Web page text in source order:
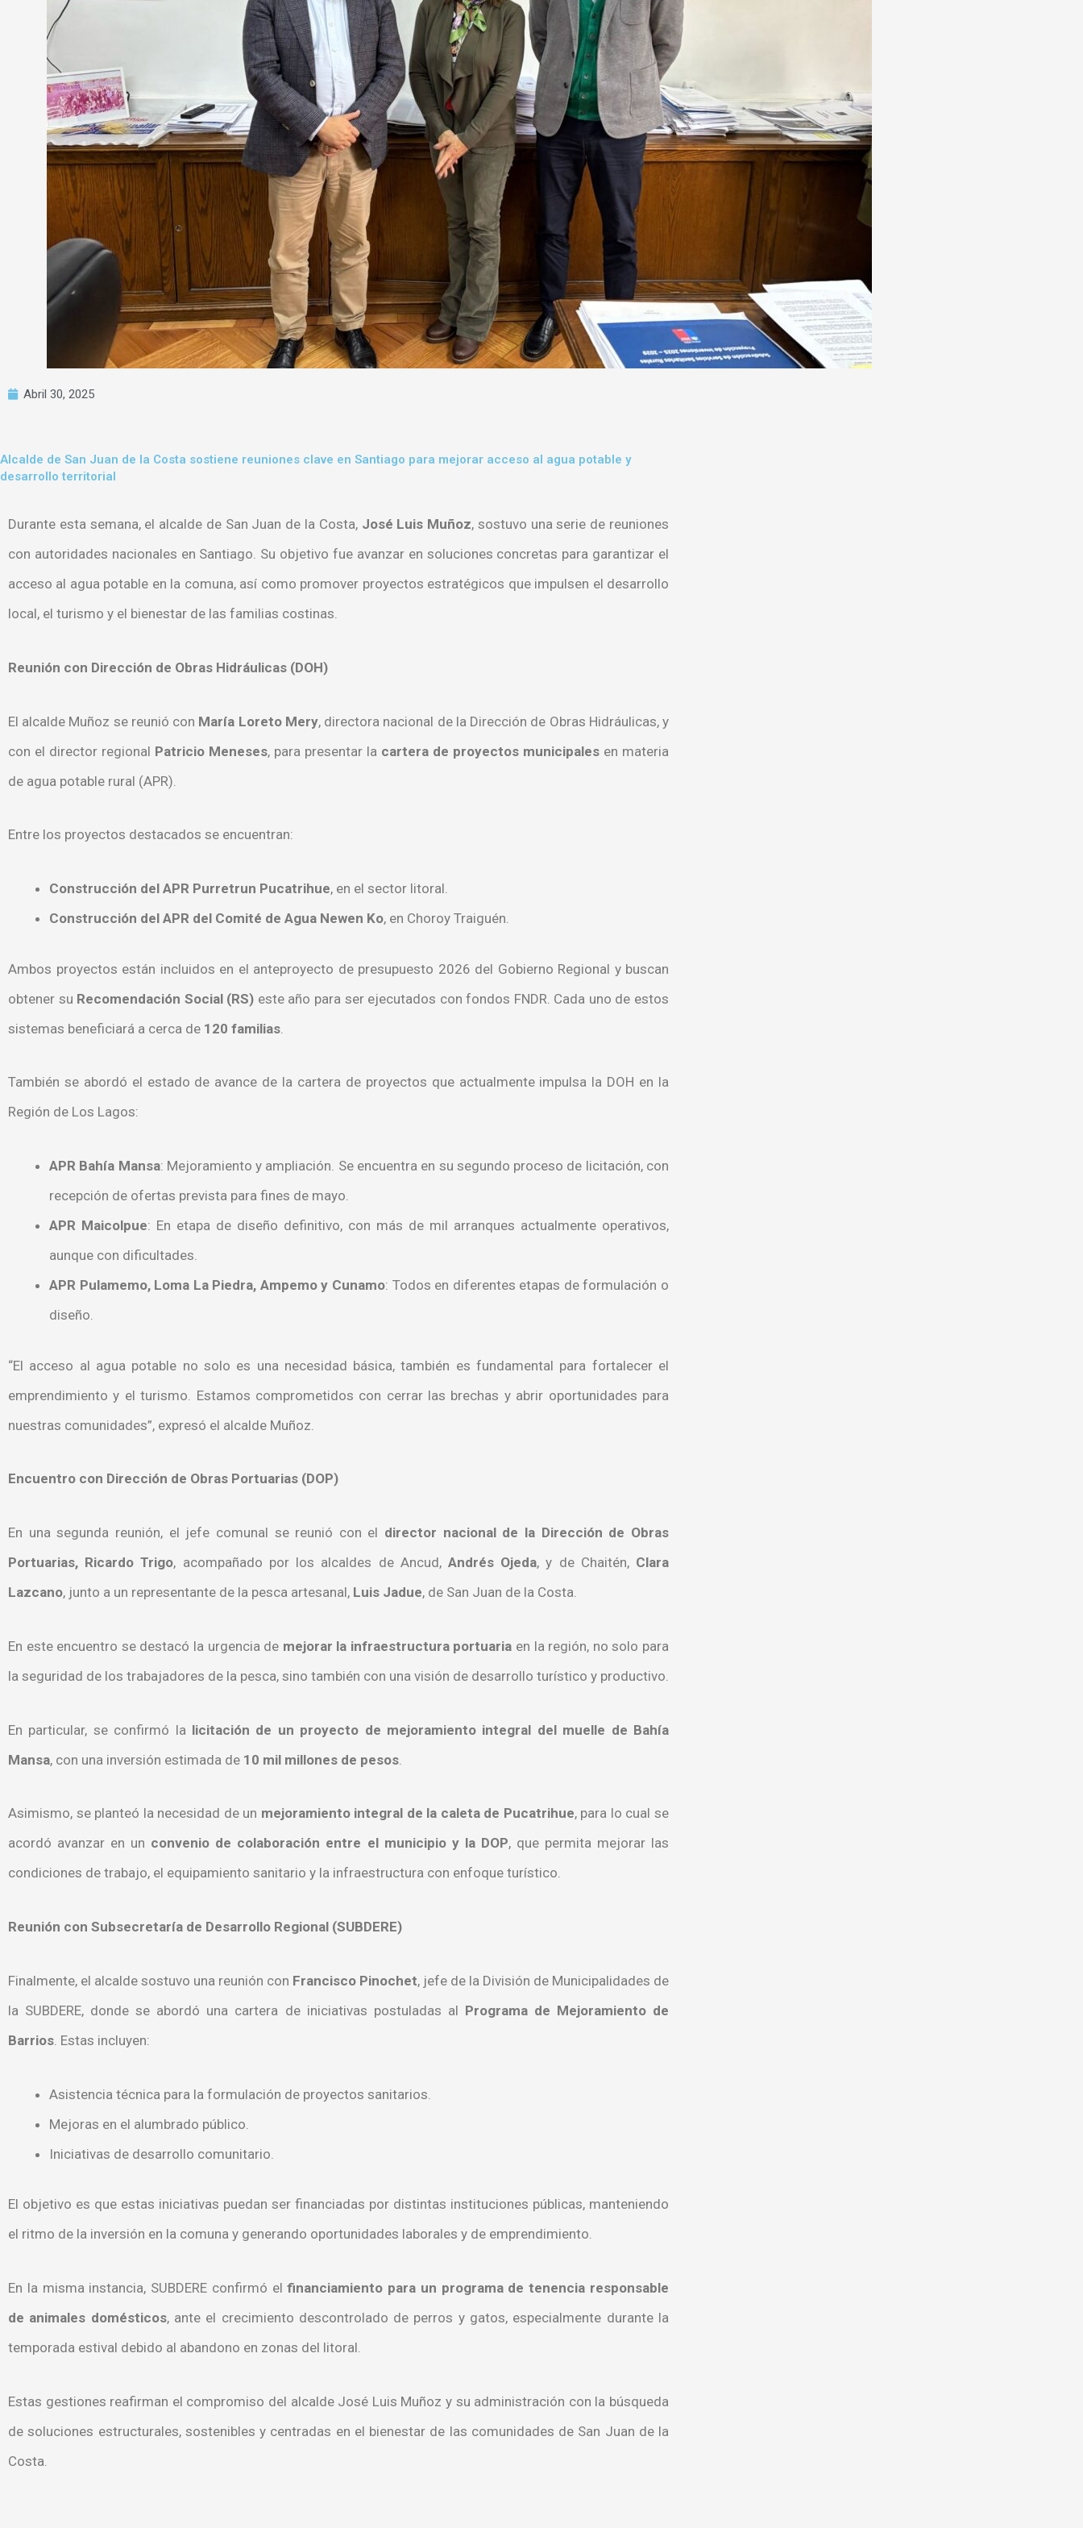
Abril 30, 2025
Alcalde de San Juan de la Costa sostiene reuniones clave en Santiago para mejorar acceso al agua potable y
desarrollo territorial
Durante esta semana, el alcalde de San Juan de la Costa, José Luis Muñoz, sostuvo una serie de reuniones
con autoridades nacionales en Santiago. Su objetivo fue avanzar en soluciones concretas para garantizar el
acceso al agua potable en la comuna, así como promover proyectos estratégicos que impulsen el desarrollo
local, el turismo y el bienestar de las familias costinas.
Reunión con Dirección de Obras Hidráulicas (DOH)
El alcalde Muñoz se reunió con María Loreto Mery, directora nacional de la Dirección de Obras Hidráulicas, y
con el director regional Patricio Meneses, para presentar la cartera de proyectos municipales en materia
de agua potable rural (APR).
Entre los proyectos destacados se encuentran:
Construcción del APR Purretrun Pucatrihue, en el sector litoral.
Construcción del APR del Comité de Agua Newen Ko, en Choroy Traiguén.
Ambos proyectos están incluidos en el anteproyecto de presupuesto 2026 del Gobierno Regional y buscan
obtener su Recomendación Social (RS) este año para ser ejecutados con fondos FNDR. Cada uno de estos
sistemas beneficiará a cerca de 120 familias
También se abordó el estado de avance de la cartera de proyectos que actualmente impulsa la DOH en la
Región de Los Lagos:
APR Bahía Mansa: Mejoramiento y ampliación. Se encuentra en su segundo proceso de licitación, con
recepción de ofertas prevista para fines de mayo.
APR Maicolpue: En etapa de diseño definitivo, con más de mil arranques actualmente operativos,
aunque con dificultades.
APR Pulamemo, Loma La Piedra, Ampemo y Cunamo: Todos en diferentes etapas de formulación o
diseño.
“El acceso al agua potable no solo es una necesidad básica, también es fundamental para fortalecer el
emprendimiento y el turismo. Estamos comprometidos con cerrar las brechas y abrir oportunidades para
nuestras comunidades”, expresó el alcalde Muñoz.
Encuentro con Dirección de Obras Portuarias (DOP)
En una segunda reunión, el jefe comunal se reunió con el director nacional de la Dirección de Obras
Portuarias, Ricardo Trigo, acompañado por los alcaldes de Ancud, Andrés Ojeda, y de Chaitén, Clara
Lazcano, junto a un representante de la pesca artesanal, Luis Jadue, de San Juan de la Costa.
En este encuentro se destacó la urgencia de mejorar la infraestructura portuaria en la región, no solo para
la seguridad de los trabajadores de la pesca, sino también con una visión de desarrollo turístico y productivo.
En particular, se confirmó la licitación de un proyecto de mejoramiento integral del muelle de Bahía
Mansa, con una inversión estimada de 10 mil millones de pesos
Asimismo, se planteó la necesidad de un mejoramiento integral de la caleta de Pucatrihue, para lo cual se
acordó avanzar en un convenio de colaboración entre el municipio y la DOP, que permita mejorar las
condiciones de trabajo, el equipamiento sanitario y la infraestructura con enfoque turístico.
Reunión con Subsecretaría de Desarrollo Regional (SUBDERE)
Finalmente, el alcalde sostuvo una reunión con Francisco Pinochet, jefe de la División de Municipalidades de
la SUBDERE, donde se abordó una cartera de iniciativas postuladas al Programa de Mejoramiento de
Barrios . Estas incluyen:
Asistencia técnica para la formulación de proyectos sanitarios.
Mejoras en el alumbrado público.
Iniciativas de desarrollo comunitario.
El objetivo es que estas iniciativas puedan ser financiadas por distintas instituciones públicas, manteniendo
el ritmo de la inversión en la comuna y generando oportunidades laborales y de emprendimiento.
En la misma instancia, SUBDERE confirmó elfinanciamiento para un programa de tenencia responsable
de animales domésticos, ante el crecimiento descontrolado de perros y gatos, especialmente durante la
temporada estival debido al abandono en zonas del litoral.
Estas gestiones reafirman el compromiso del alcalde José Luis Muñoz y su administración con la búsqueda
de soluciones estructurales, sostenibles y centradas en el bienestar de las comunidades de San Juan de la
Costa.